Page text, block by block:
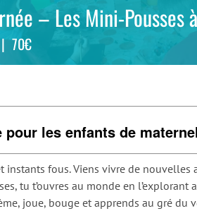
– Les Mini-Pousses
| 70€
les enfants de
instants fous. Viens vivre de nouvelles
tu t’ouvres au monde en l’explorant
joue, bouge et apprends au gré du